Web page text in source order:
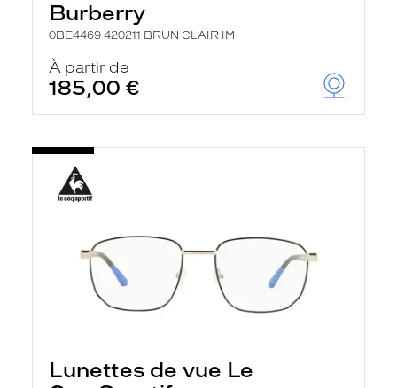
Burberry
0BE4469 420211 BRUN CLAIR IM
À partir de
185,00 €
Lunettes de vue Le